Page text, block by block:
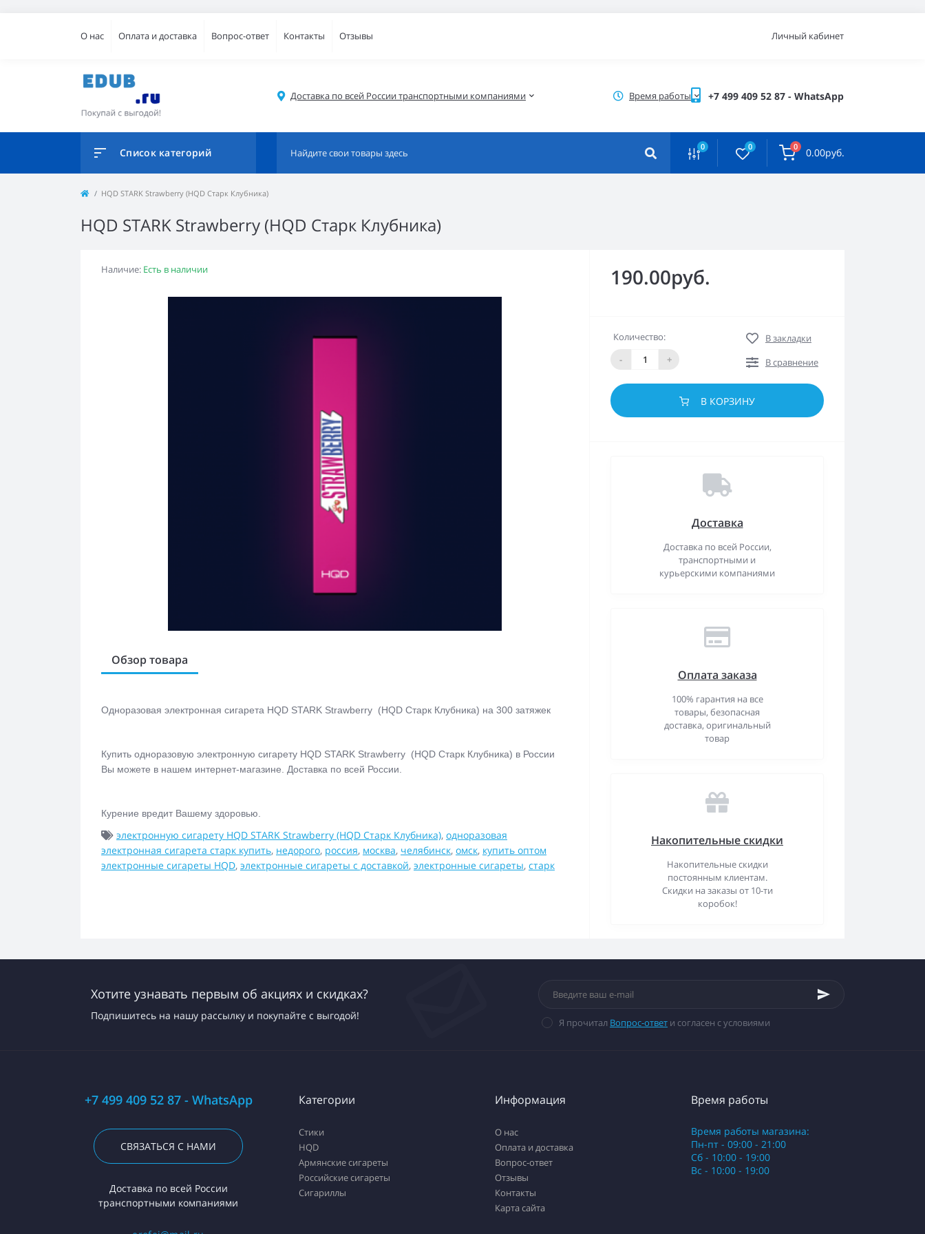
О нас Оплата и доставка Вопрос-ответ Контакты Отзывы Личный кабинет
Доставка по всей России транспортными компаниями Время работы +7 499 409 52 87 - WhatsApp
Список категорий 0 0 0 0.00руб.
HQD STARK Strawberry (HQD Старк Клубника)
HQD STARK Strawberry (HQD Старк Клубника)
Наличие: Есть в наличии
Обзор товара
Одноразовая электронная сигарета HQD STARK Strawberry (HQD Старк Клубника) на 300 затяжек
Купить одноразовую электронную сигарету HQD STARK Strawberry (HQD Старк Клубника) в России
Вы можете в нашем интернет-магазине. Доставка по всей России.
Курение вредит Вашему здоровью.
электронную сигарету HQD STARK Strawberry (HQD Старк Клубника), одноразовая
электронная сигарета старк купить, недорого, россия, москва, челябинск, омск, купить оптом
электронные сигареты HQD, электронные сигареты с доставкой, электронные сигареты, старк
190.00руб.
Количество:
-
+
В закладки
В сравнение
В КОРЗИНУ
Доставка
Доставка по всей России,
транспортными и
курьерскими компаниями
Оплата заказа
100% гарантия на все
товары, безопасная
доставка, оригинальный
товар
Накопительные скидки
Накопительные скидки
постоянным клиентам.
Скидки на заказы от 10-ти
коробок!
Хотите узнавать первым об акциях и скидках?
Подпишитесь на нашу рассылку и покупайте с выгодой!
Я прочитал Вопрос-ответ и согласен с условиями
+7 499 409 52 87 - WhatsApp
СВЯЗАТЬСЯ С НАМИ
Доставка по всей России
транспортными компаниями
Категории
Стики
HQD
Армянские сигареты
Российские сигареты
Сигариллы
Информация
О нас
Оплата и доставка
Вопрос-ответ
Отзывы
Контакты
Карта сайта
Время работы
Время работы магазина:
Пн-пт - 09:00 - 21:00
Сб - 10:00 - 19:00
Вс - 10:00 - 19:00